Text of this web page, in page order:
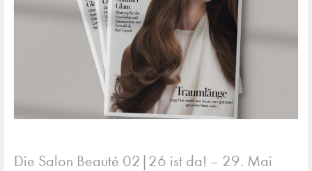
Die Salon Beauté 02|26 ist da! – 29. Mai